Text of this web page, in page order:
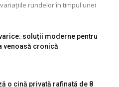
rundelor în timpul unei
soluții moderne pentru
venoasă cronică
o cină privată rafinată de 8